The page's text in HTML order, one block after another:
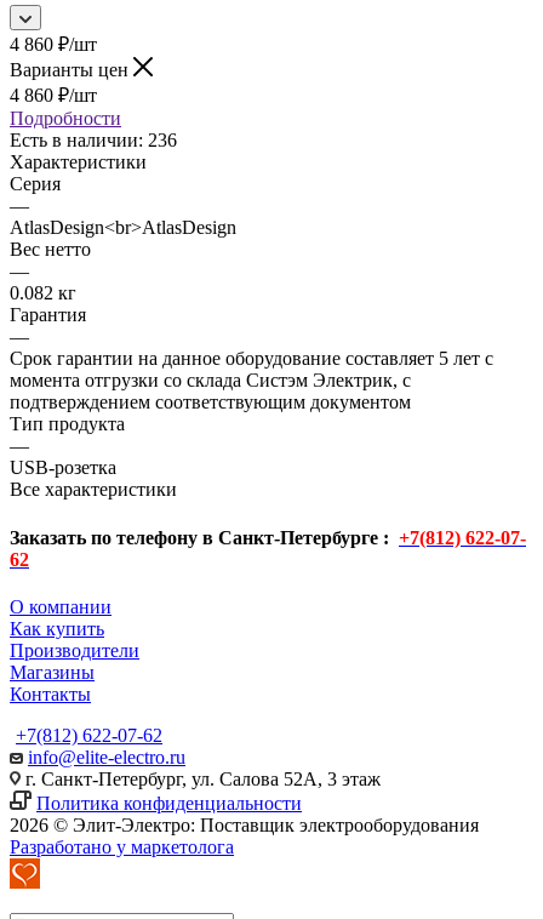
4 860 ₽/шт
Варианты цен
4 860 ₽/шт
Подробности
Есть в наличии: 236
Характеристики
Серия
—
AtlasDesign<br>AtlasDesign
Вес нетто
—
0.082 кг
Гарантия
—
Срок гарантии на данное оборудование составляет 5 лет с
момента отгрузки со склада Систэм Электрик, с
подтверждением соответствующим документом
Тип продукта
—
USB-розетка
Все характеристики
Заказать по телефону в Санкт-Петербурге : +7(812) 622-07-
62
О компании
Как купить
Производители
Магазины
Контакты
+7(812) 622-07-62
info@elite-electro.ru
г. Санкт-Петербург, ул. Салова 52А, 3 этаж
Политика конфиденциальности
2026 © Элит-Электро: Поставщик электрооборудования
Разработано у маркетолога